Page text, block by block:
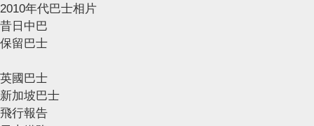
2010年代巴士相片
昔日中巴
保留巴士
英國巴士
新加坡巴士
飛行報告